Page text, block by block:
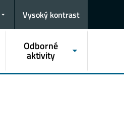
Vysoký kontrast
Odborné
aktivity